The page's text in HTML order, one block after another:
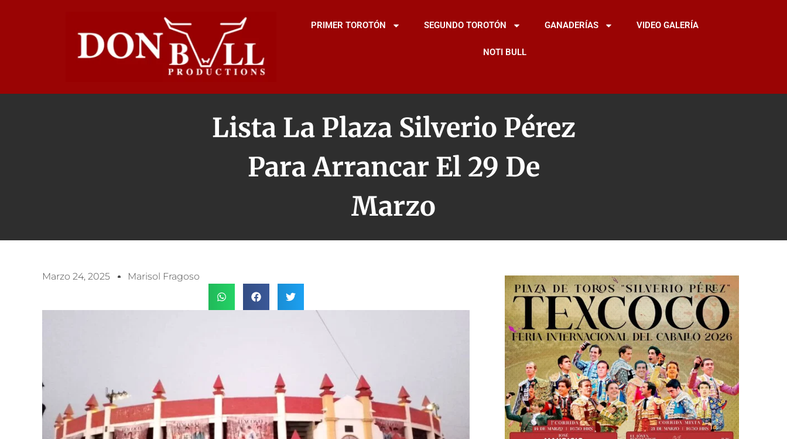
PRIMER TOROTÓN SEGUNDO TOROTÓN GANADERÍAS VIDEO GALERÍA
NOTI BULL
Lista La Plaza Silverio Pérez
Para Arrancar El 29 De
Marzo
Marzo 24, 2025 Marisol Fragoso